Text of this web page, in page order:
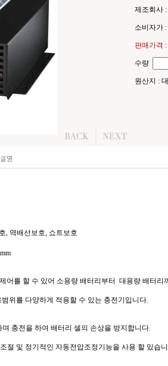
제조회사
소비자가 :
판매가격
수량
원산지 :
, 역배선보호, 쇼트보호
어를 할 수 있어 소용량 배터리부터 대용량 배터리
를 다양하게 적용할 수 있는 충전기입니다.
충전을 하여 배터리 셀의 손상을 방지합니다.
및 정기적인 자동전압조정기능을 사용 할 있습니